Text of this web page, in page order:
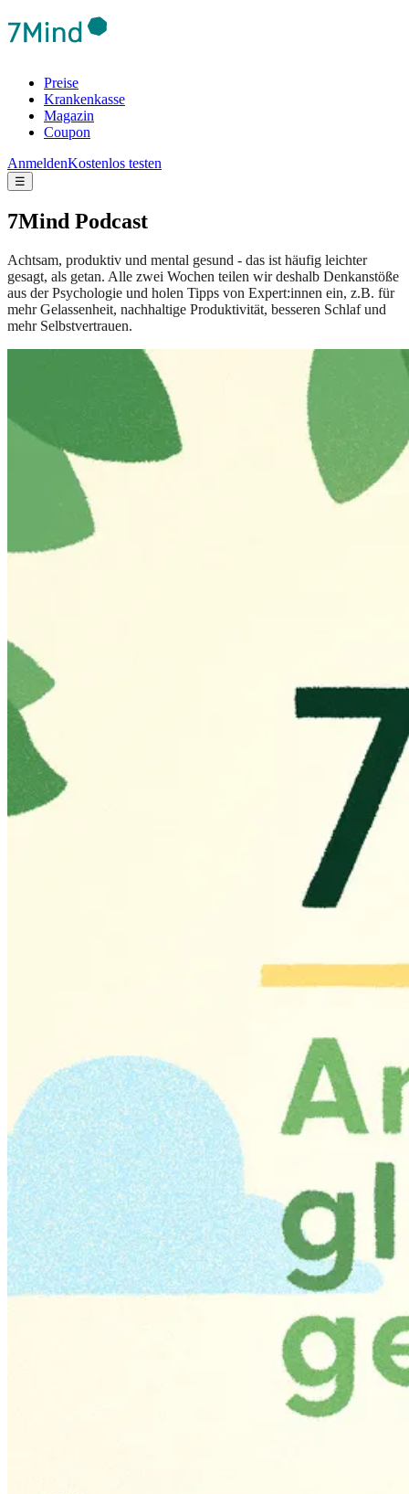
Preise
Krankenkasse
Magazin
Coupon
AnmeldenKostenlos testen
☰
7Mind Podcast
Achtsam, produktiv und mental gesund - das ist häufig leichter
gesagt, als getan. Alle zwei Wochen teilen wir deshalb Denkanstöße
aus der Psychologie und holen Tipps von Expert:innen ein, z.B. für
mehr Gelassenheit, nachhaltige Produktivität, besseren Schlaf und
mehr Selbstvertrauen.